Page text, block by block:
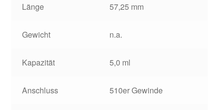
Länge 57,25 mm
Gewicht n.a.
Kapazität 5,0 ml
Anschluss 510er Gewinde